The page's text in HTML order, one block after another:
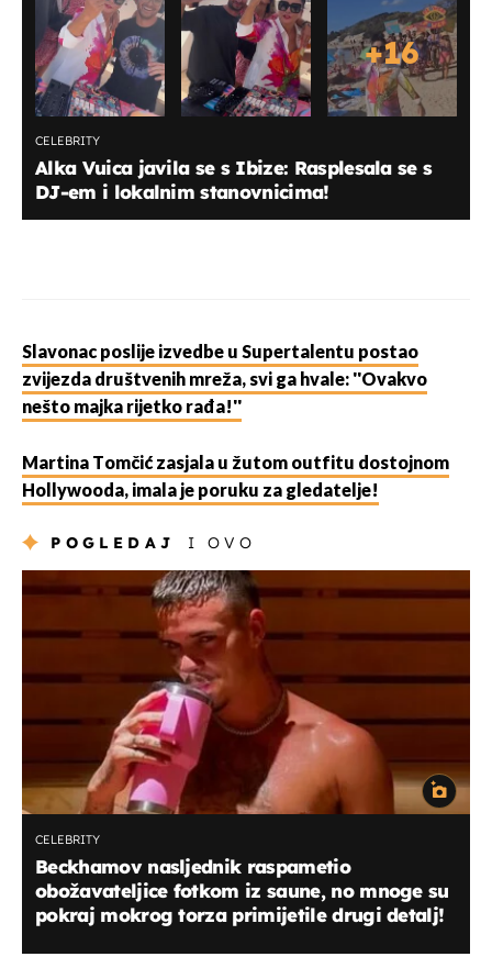
+16
CELEBRITY
Alka Vuica javila se s Ibize: Rasplesala se s
DJ-em i lokalnim stanovnicima!
Slavonac poslije izvedbe u Supertalentu postao
zvijezda društvenih mreža, svi ga hvale: ''Ovakvo
nešto majka rijetko rađa!''
Martina Tomčić zasjala u žutom outfitu dostojnom
Hollywooda, imala je poruku za gledatelje!
POGLEDAJ I OVO
CELEBRITY
Beckhamov nasljednik raspametio
obožavateljice fotkom iz saune, no mnoge su
pokraj mokrog torza primijetile drugi detalj!